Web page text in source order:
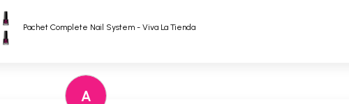
Pachet Complete Nail System - Viva La Tienda
A